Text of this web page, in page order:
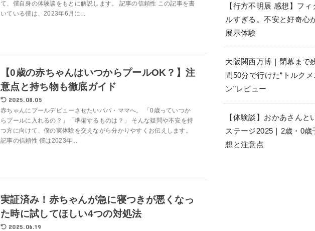
て、僕自身の体験談をもとに解説します。 記事の信頼性 この記事を書
いている僕は、2023年6月に...
【0歳の赤ちゃんはいつからプールOK？】注
意点と持ち物も徹底ガイド
2025.08.05
赤ちゃんにプールデビューさせたいパパ・ママへ。 「0歳っていつか
らプールに入れるの？」「準備するものは？」 そんな疑問や不安を持
つ方に向けて、僕の実体験を交えながら分かりやすくお伝えします。
記事の信頼性 僕は2023年...
実証済み！赤ちゃんが急に寝つきが悪くなっ
た時に試してほしい4つの対処法
2025.06.19
【行方不明展 感想】フ
ルすぎる。不安と好奇心
展示体験
大阪関西万博｜閉幕まで
間50分で行けた“トルク
ン”レビュー
【体験談】おかあさんと
ステージ2025｜2歳・0
想と注意点